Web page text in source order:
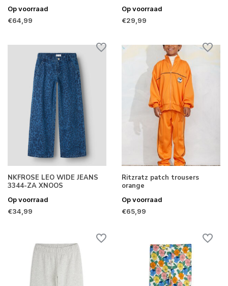
Op voorraad
€64,99
Op voorraad
€29,99
NKFROSE LEO WIDE JEANS
3344-ZA XNOOS
Op voorraad
€34,99
Ritzratz patch trousers
orange
Op voorraad
€65,99